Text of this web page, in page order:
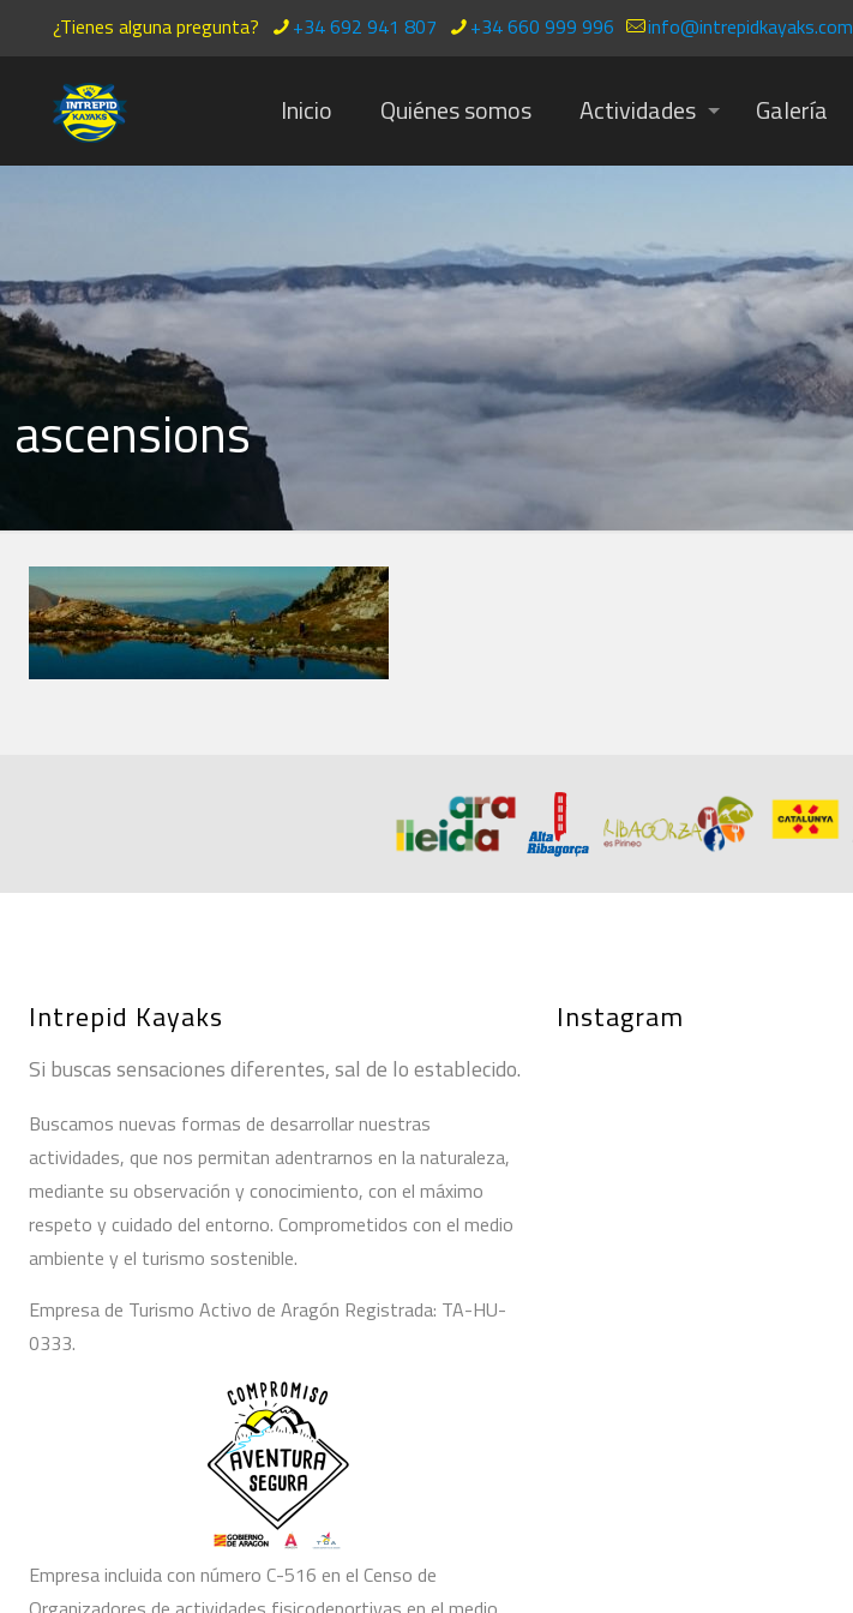
¿Tienes alguna pregunta? +34 692 941 807 +34 660 999 996 info@intrepidkayaks.com
Inicio Quiénes somos Actividades Galería
ascensions
Intrepid Kayaks
Si buscas sensaciones diferentes, sal de lo establecido.
Buscamos nuevas formas de desarrollar nuestras
actividades, que nos permitan adentrarnos en la naturaleza,
mediante su observación y conocimiento, con el máximo
respeto y cuidado del entorno. Comprometidos con el medio
ambiente y el turismo sostenible.
Empresa de Turismo Activo de Aragón Registrada: TA-HU-
0333.
Empresa incluida con número C-516 en el Censo de
Instagram